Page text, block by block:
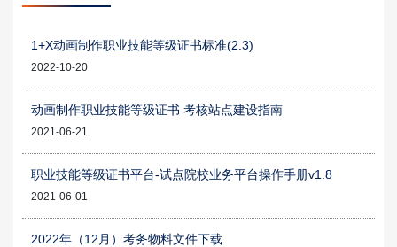
1+X动画制作职业技能等级证书标准(2.3)
2022-10-20
动画制作职业技能等级证书 考核站点建设指南
2021-06-21
职业技能等级证书平台-试点院校业务平台操作手册v1.8
2021-06-01
2022年（12月）考务物料文件下载